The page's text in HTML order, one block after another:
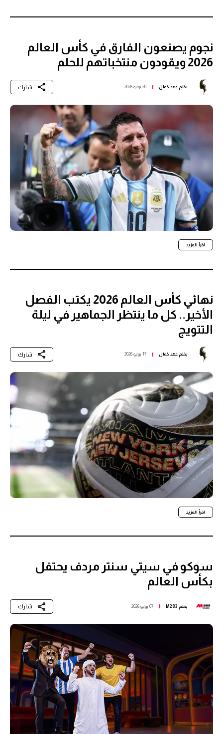
نجوم يصنعون الفارق في كأس العالم
2026 ويقودون منتخباتهم للحلم
بقلمعهد كمال 20 يوليو 2026 شارك
اقرأ المزيد
نهائي كأس العالم 2026 يكتب الفصل
الأخير.. كل ما ينتظر الجماهير في ليلة
التتويج
بقلمعهد كمال 17 يوليو 2026 شارك
اقرأ المزيد
سوكو في سيتي سنتر مردف يحتفل
بكأس العالم
بقلم M283 07 يوليو 2026 شارك